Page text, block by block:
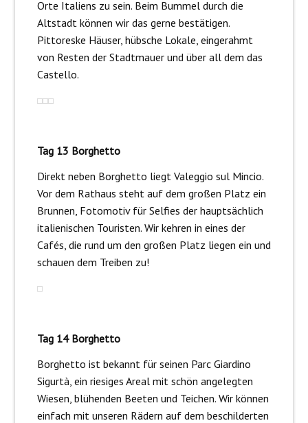
Orte Italiens zu sein. Beim Bummel durch die
Altstadt können wir das gerne bestätigen.
Pittoreske Häuser, hübsche Lokale, eingerahmt
von Resten der Stadtmauer und über all dem das
Castello.
Tag 13 Borghetto
Direkt neben Borghetto liegt Valeggio sul Mincio.
Vor dem Rathaus steht auf dem großen Platz ein
Brunnen, Fotomotiv für Selfies der hauptsächlich
italienischen Touristen. Wir kehren in eines der
Cafés, die rund um den großen Platz liegen ein und
schauen dem Treiben zu!
Tag 14 Borghetto
Borghetto ist bekannt für seinen Parc Giardino
Sigurtà, ein riesiges Areal mit schön angelegten
Wiesen, blühenden Beeten und Teichen. Wir können
einfach mit unseren Rädern auf dem beschilderten